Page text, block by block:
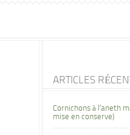
ARTICLES
Cornichons à l’aneth
mise en conserve)